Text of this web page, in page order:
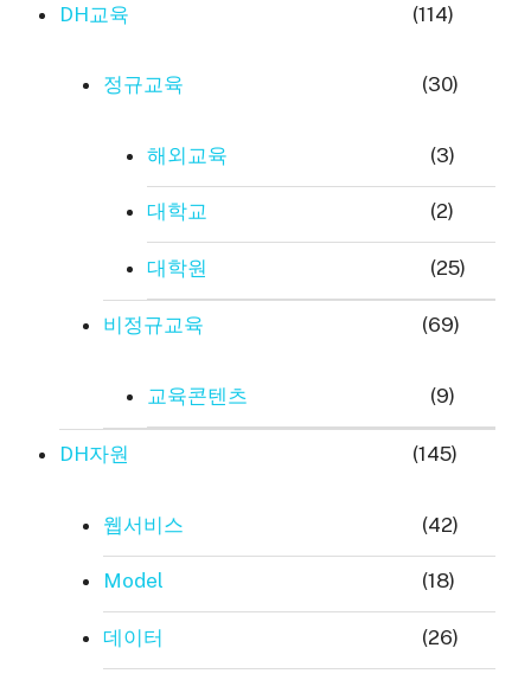
DH교육 (114)
정규교육 (30)
해외교육 (3)
대학교 (2)
대학원 (25)
비정규교육 (69)
교육콘텐츠 (9)
DH자원 (145)
웹서비스 (42)
Model (18)
데이터 (26)